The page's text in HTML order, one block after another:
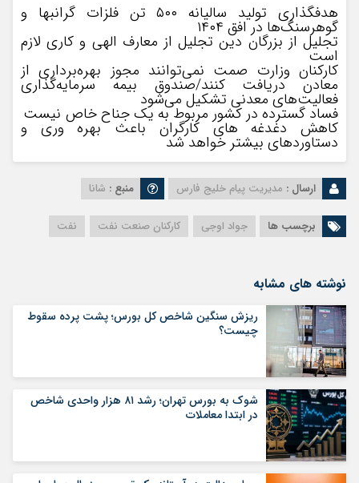
هدفگذاری تولید سالیانه ۵۰۰ تن فلزات گرانبها و
گوهرسنگ‌ها در افق ۱۴۰۴
تجلیل از بزرگان دین تجلیل از معارف الهی و کاری لازم
است
کارکنان وزارت صمت نمی‌توانند مجوز بهره‌برداری از
معادن دریافت کنند/صندوق بیمه سرمایه‌گذاری
فعالیت‌های معدنی تشکیل می‌شود
فساد گسترده در کشور مربوط به یک جناح خاص نیست
کاهش دغدغه های کارگران باعث بهره وری و
دستاوردهای بیشتر خواهد شد
ارسال : مدیریت پیام خلیج فارس منبع : شانا
برچسب ها جواد اوجی کارکنان صنعت نفت نفت
نوشته های مشابه
ریزش سنگین شاخص کل بورس؛ پشت پرده سقوط
چیست؟
شوک به بورس تهران؛ رشد ۸۱ هزار واحدی شاخص
در ابتدا معاملات